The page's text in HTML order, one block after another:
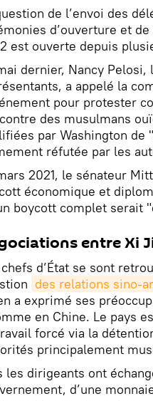
de l’envoi des
d’ouverture et
est ouverte depuis
dernier, Nancy
a appelé la
pour protester
des musulmans
par Washington de
réfutée par les
2021, le sénateur
économique et
boycott complet serait
entre Xi
d’État se sont
des relations sino-
a exprimé ses
en Chine. Le pays
forcé via la
principalement
les dirigeants ont
d’une